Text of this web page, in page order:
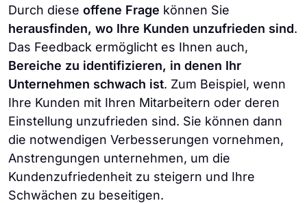
Durch diese offene Frage können Sie
herausfinden, wo Ihre Kunden unzufrieden sind.
Das Feedback ermöglicht es Ihnen auch,
Bereiche zu identifizieren, in denen Ihr
Unternehmen schwach ist. Zum Beispiel, wenn
Ihre Kunden mit Ihren Mitarbeitern oder deren
Einstellung unzufrieden sind. Sie können dann
die notwendigen Verbesserungen vornehmen,
Anstrengungen unternehmen, um die
Kundenzufriedenheit zu steigern und Ihre
Schwächen zu beseitigen.